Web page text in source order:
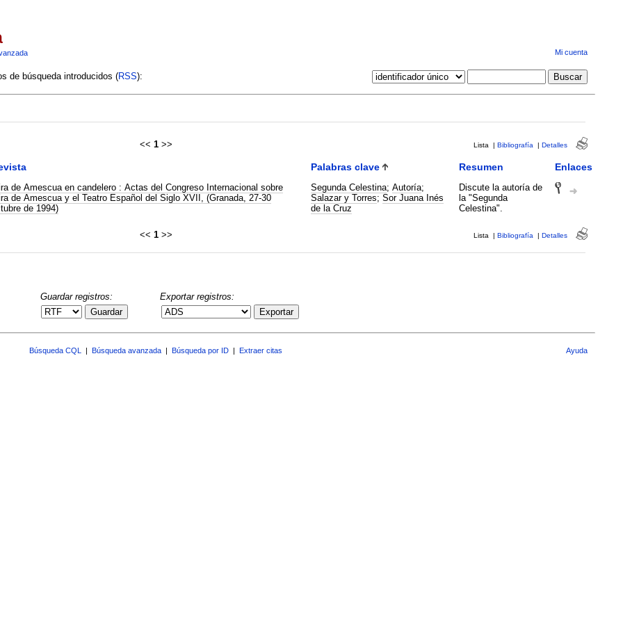
Mi cuenta
de búsqueda introducidos (RSS):
<< 1 >> Lista | Bibliografía | Detalles
Palabras clave Resumen Enlaces
de Amescua en candelero : Actas del Congreso Internacional sobre
de Amescua y el Teatro Español del Siglo XVII, (Granada, 27-30
de 1994)
Segunda Celestina; Autoría;
Salazar y Torres; Sor Juana Inés
de la Cruz
Discute la autoría de
la "Segunda
Celestina".
<< 1 >> Lista | Bibliografía | Detalles
Guardar registros:
Guardar
Exportar registros:
Exportar
Búsqueda CQL Búsqueda avanzada Búsqueda por ID Extraer citas Ayuda